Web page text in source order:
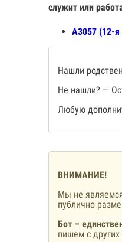
служит или
А3057 (12-я
Нашли
Не нашли? —
Любую
ВНИМАНИЕ!
Мы не
публично
Бот –
пишем с других